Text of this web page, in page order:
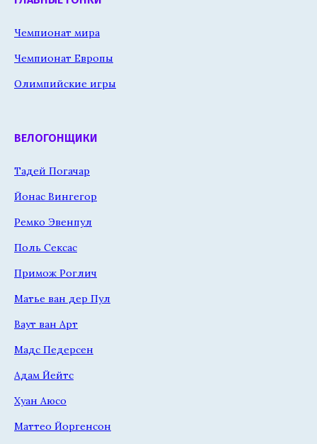
Чемпионат мира
Чемпионат Европы
Олимпийские игры
ВЕЛОГОНЩИКИ
Тадей Погачар
Йонас Вингегор
Ремко Эвенпул
Поль Сексас
Примож Роглич
Матье ван дер Пул
Ваут ван Арт
Мадс Педерсен
Адам Йейтс
Хуан Аюсо
Маттео Йоргенсон